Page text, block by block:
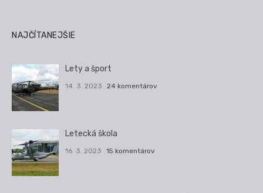
NAJČÍTANEJŠIE
Lety a šport
14. 3. 2023 24 komentárov
Letecká škola
16. 3. 2023 15 komentárov